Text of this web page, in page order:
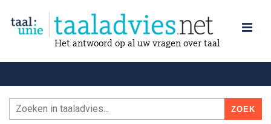
Het antwoord op al uw vragen over taal